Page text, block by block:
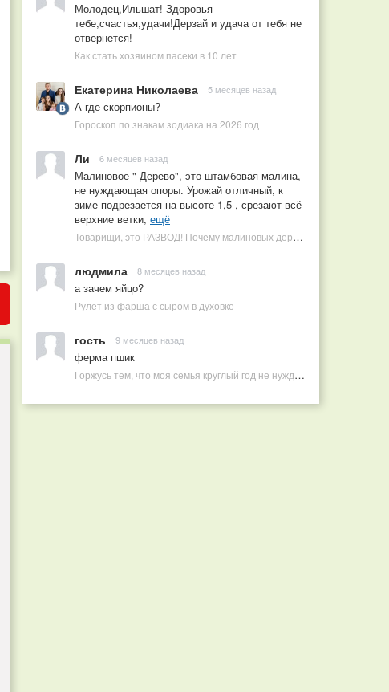
Молодец,Ильшат! Здоровья
тебе,счастья,удачи!Дерзай и удача от тебя не
отвернется!
Как стать хозяином пасеки в 10 лет
Екатерина Николаева 5 месяцев назад
А где скорпионы?
Гороскоп по знакам зодиака на 2026 год
Ли 6 месяцев назад
Малиновое " Дерево", это штамбовая малина,
не нуждающая опоры. Урожай отличный, к
зиме подрезается на высоте 1,5 , срезают всё
верхние ветки, ещё
Товарищи, это РАЗВОД! Почему малиновых деревьев не бывает, или Как ушлые продавцы наживаются на мечтах садоводов
людмила 8 месяцев назад
а зачем яйцо?
Рулет из фарша с сыром в духовке
гость 9 месяцев назад
ферма пшик
Горжусь тем, что моя семья круглый год не нуждается в покупных витаминах